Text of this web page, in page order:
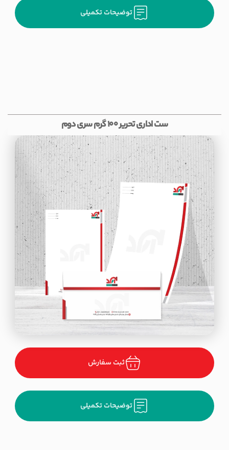
توضیحات تکمیلی
ست اداری تحریر 100 گرم سری دوم
ثبت سفارش
توضیحات تکمیلی